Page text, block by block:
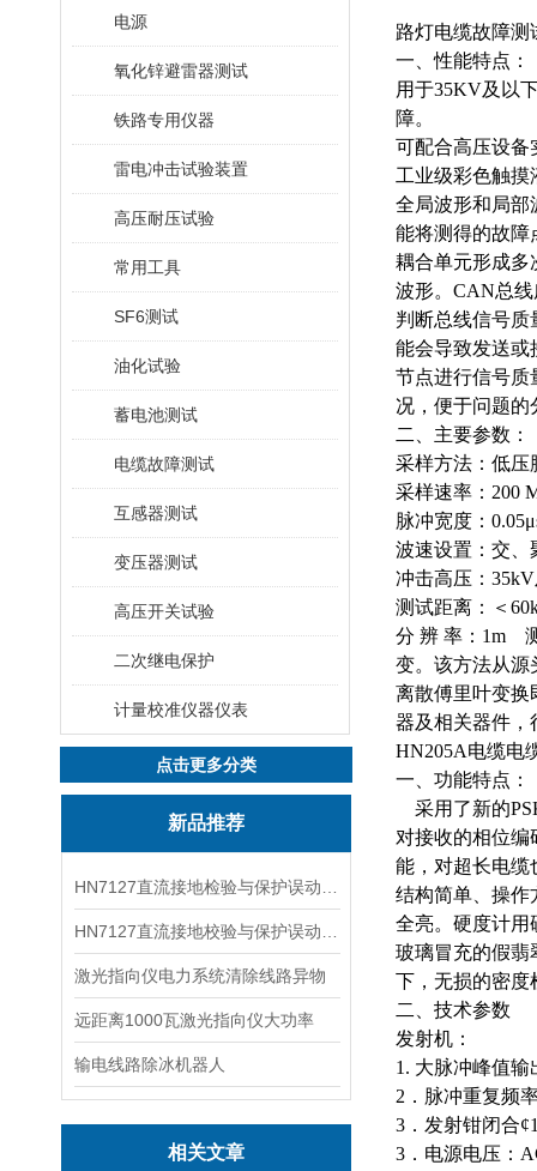
电源
氧化锌避雷器测试
铁路专用仪器
雷电冲击试验装置
高压耐压试验
常用工具
SF6测试
油化试验
蓄电池测试
电缆故障测试
互感器测试
变压器测试
高压开关试验
二次继电保护
计量校准仪器仪表
点击更多分类
新品推荐
激光指向仪电力系统清除线路异物
远距离1000瓦激光指向仪大功率
输电线路除冰机器人
相关文章
路灯电缆故障测
一、性能特点：
用于35KV及以
障。
可配合高压设备
工业级彩色触
全局波形和局部
能将测得的故障
耦合单元形成多
波形。CAN总
判断总线信号
能会导致发送或
节点进行信号质
况，便于问题的
二、主要参数：
采样方法：低压
采样速率： 200
脉冲宽度： 0.05μ
波速设置：交、
冲击高压： 35kV
测试距离：＜
分 辨 率： 1m
变。该方法从源
离散傅里叶变换
器及相关器件，
HN205A电缆电
一、功能特点：
采用了新的
对接收的相位
能，对超长电缆
结构简单、操作
全亮。硬度计用
玻璃冒充的假翡
下，无损的密度
二、技术参数
发射机：
1. 大脉冲峰值输
2．脉冲重复频
3．发射钳闭合
3．电源电压：